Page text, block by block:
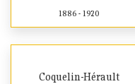
1886 - 1920
Coquelin-Hérault